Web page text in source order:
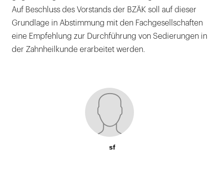
Auf Beschluss des Vorstands der BZÄK soll auf dieser
Grundlage in Abstimmung mit den Fachgesellschaften
eine Empfehlung zur Durchführung von Sedierungen in
der Zahnheilkunde erarbeitet werden.
sf